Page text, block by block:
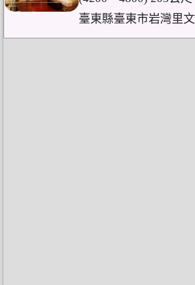
臺東縣臺東市岩灣里